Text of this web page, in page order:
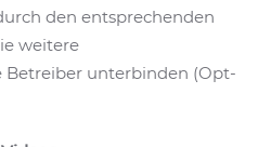
den entsprechenden
weitere
unterbinden (Opt-